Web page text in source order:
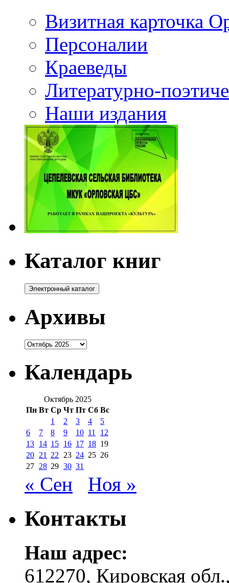
Визитная карточка
Персоналии
Краеведы
Литературно-
Наши издания
Каталог книг
Архивы
Архивы
Календарь
Октябрь 2025
Пн Вт Ср Чт Пт Сб Вс
1
2 3 4
5
6
7 8 9 10 11
12
13 14 15 16 17 18 19
20 21 22 23 24 25 26
27 28 29 30 31
« Сен Ноя »
Контакты
Наш адрес:
612270, Кировская